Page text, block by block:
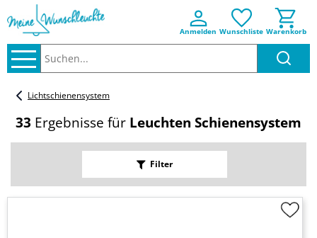
Anmelden Wunschliste Warenkorb
Lichtschienensystem
33 Ergebnisse für Leuchten Schienensystem
Filter